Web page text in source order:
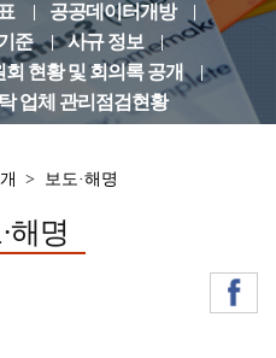
공공데이터개방
준
사규 정보
회 현황 및 회의록 공개
업체 관리점검현황
보도·해명
해명